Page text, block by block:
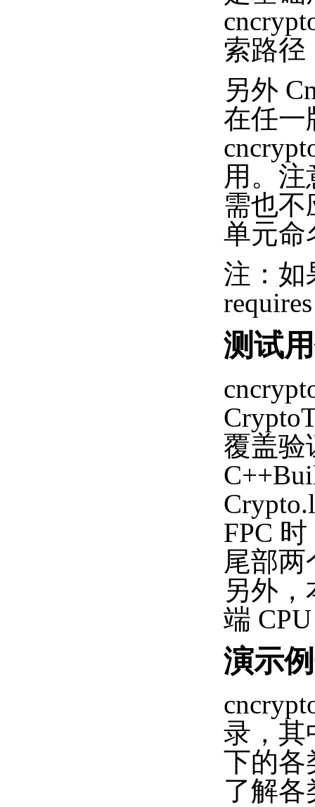
索路径
另外
在任一
用。注
需也不
单元命
注：如
测试
覆盖验
FPC
尾部
另外
端
演示
录，其
下的各
了解各